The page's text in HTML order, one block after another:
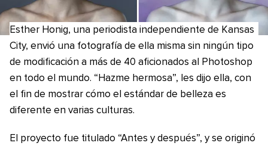
Esther Honig, una periodista independiente de Kansas
City, envió una fotografía de ella misma sin ningún tipo
de modificación a más de 40 aficionados al Photoshop
en todo el mundo. “Hazme hermosa”, les dijo ella, con
el fin de mostrar cómo el estándar de belleza es
diferente en varias culturas.
El proyecto fue titulado “Antes y después”, y se originó